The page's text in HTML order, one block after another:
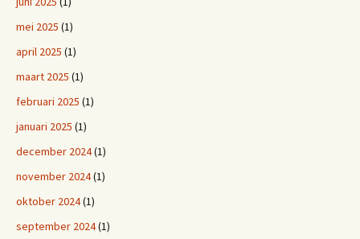
mei 2025 (1)
april 2025 (1)
maart 2025 (1)
februari 2025 (1)
januari 2025 (1)
december 2024(1)
november 2024(1)
oktober 2024(1)
september 2024(1)